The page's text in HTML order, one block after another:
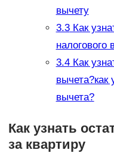
вычету
3.3Как
3.4Как
вычета?как
вычета?
Как узнать
за квартиру